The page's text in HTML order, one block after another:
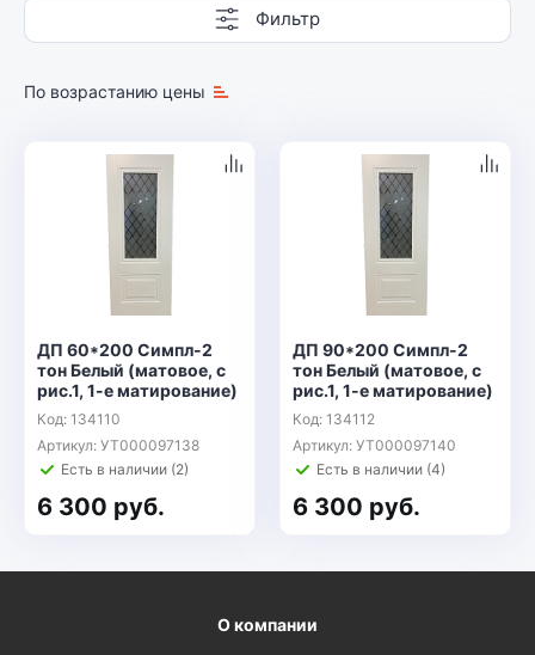
Фильтр
По возрастанию цены
ДП 60*200 Симпл-2
тон Белый (матовое, с
рис.1, 1-е матирование)
Код: 134110
Артикул: УТ000097138
Есть в наличии (2)
6 300 руб.
ДП 90*200 Симпл-2
тон Белый (матовое, с
рис.1, 1-е матирование)
Код: 134112
Артикул: УТ000097140
Есть в наличии (4)
6 300 руб.
О компании